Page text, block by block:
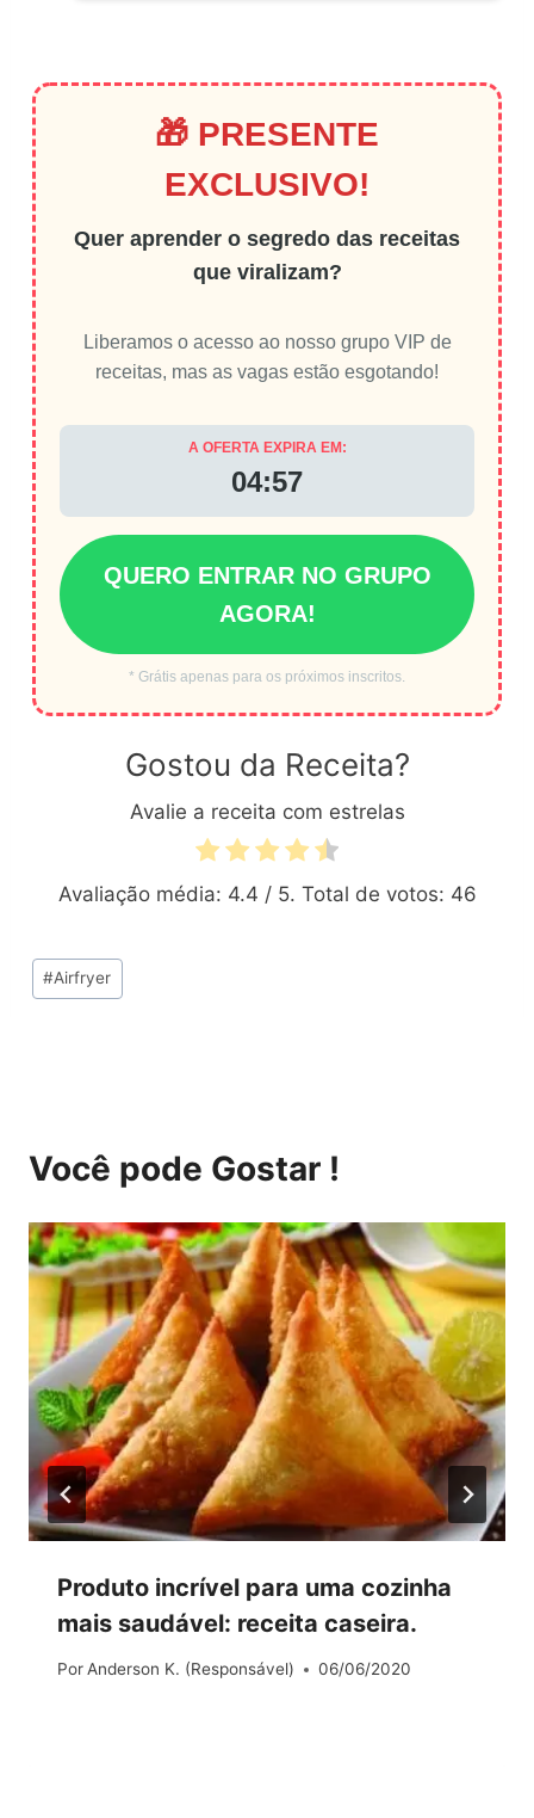
🎁 PRESENTE
EXCLUSIVO!
Quer aprender o segredo das receitas
que viralizam?
Liberamos o acesso ao nosso grupo VIP de
receitas, mas as vagas estão esgotando!
A OFERTA EXPIRA EM:
04:57
QUERO ENTRAR NO GRUPO
AGORA!
* Grátis apenas para os próximos inscritos.
Gostou da Receita?
Avalie a receita com estrelas
Avaliação média: 4.4 / 5. Total de votos: 46
Tags
do
#Airfryer
Você pode Gostar !
Produto incrível para uma cozinha
mais saudável: receita caseira.
Por Anderson K. (Responsável) 06/06/2020